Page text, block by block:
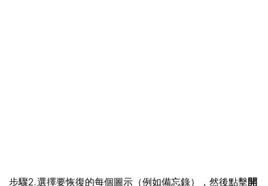
步驟2. 選擇要恢復的每個圖示（例如備忘錄），然後點擊開